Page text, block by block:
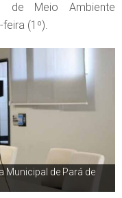
de Meio Ambiente
(1º).
Municipal de Pará de